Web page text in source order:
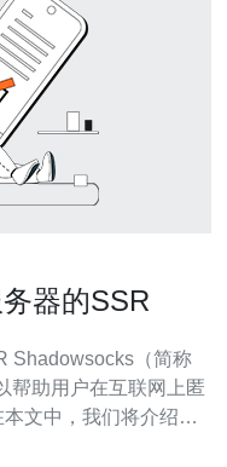
器的SSR
帮助用户在互联网上匿
文中，我们将介绍如